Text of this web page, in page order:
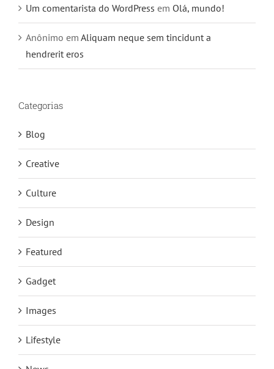
Um comentarista do WordPress em Olá, mundo!
Anônimo em Aliquam neque sem tincidunt a
hendrerit eros
Categorias
Blog
Creative
Culture
Design
Featured
Gadget
Images
Lifestyle